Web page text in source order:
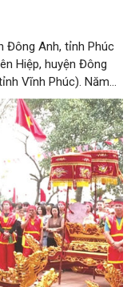
Đông Anh, tỉnh Phúc
Hiệp, huyện Đông
Vĩnh Phúc). Năm
1965, Viên Nội
xã Phúc Thịnh, Hà
và Uông Tá (thời
nữ tướng thời Hai